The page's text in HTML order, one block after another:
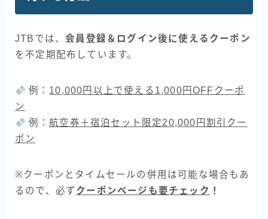
JTBでは、会員登録＆ログイン後に使えるクーポン
を不定期配布しています。
例： 10,000円以上で使える1,000円OFFクーポ
ン
例：航空券＋宿泊セット限定20,000円割引クー
ポン
※クーポンとタイムセールの併用は可能な場合もあ
るので、必ず クーポンページも要チェック ！